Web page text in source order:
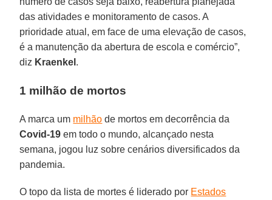
das atividades e monitoramento de casos. A
prioridade atual, em face de uma elevação de casos,
é a manutenção da abertura de escola e comércio”,
diz Kraenkel .
1 milhão de mortos
A marca um milhão de mortos em decorrência da
Covid-19 em todo o mundo, alcançado nesta
semana, jogou luz sobre cenários diversificados da
pandemia.
O topo da lista de mortes é liderado por Estados